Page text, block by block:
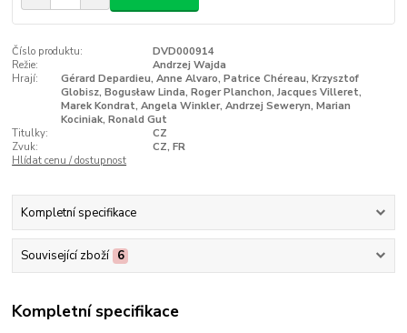
Číslo produktu:
DVD000914
Režie:
Andrzej Wajda
Hrají:
Gérard Depardieu, Anne Alvaro, Patrice Chéreau, Krzysztof
Globisz, Bogusław Linda, Roger Planchon, Jacques Villeret,
Marek Kondrat, Angela Winkler, Andrzej Seweryn, Marian
Kociniak, Ronald Gut
Titulky:
CZ
Zvuk:
CZ, FR
Hlídat cenu / dostupnost
Kompletní specifikace
Související zboží 6
Kompletní specifikace